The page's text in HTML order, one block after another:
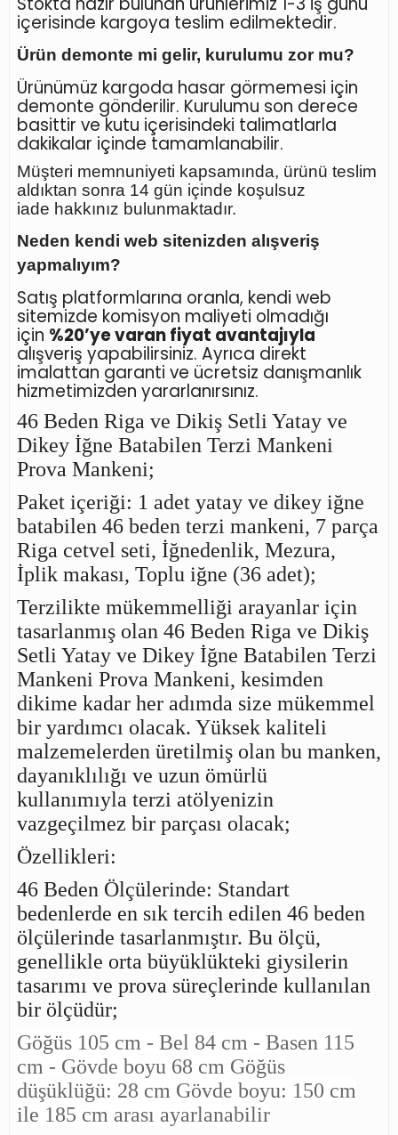
içerisinde kargoya teslim edilmektedir.
Ürün demonte mi gelir, kurulumu zor mu?
Ürünümüz kargoda hasar görmemesi için
demonte gönderilir. Kurulumu son derece
basittir ve kutu içerisindeki talimatlarla
dakikalar içinde tamamlanabilir.
Müşteri memnuniyeti kapsamında, ürünü teslim
aldıktan sonra 14 gün içinde koşulsuz
iade hakkınız bulunmaktadır.
Neden kendi web sitenizden alışveriş
yapmalıyım?
Satış platformlarına oranla, kendi web
sitemizde komisyon maliyeti olmadığı
için %20’ye varan fiyat avantajıyla
alışveriş yapabilirsiniz. Ayrıca direkt
imalattan garanti ve ücretsiz danışmanlık
hizmetimizden yararlanırsınız.
46 Beden Riga ve Dikiş Setli Yatay ve
Dikey İğne Batabilen Terzi Mankeni
Prova Mankeni;
Paket içeriği: 1 adet yatay ve dikey iğne
batabilen 46 beden terzi mankeni, 7 parça
Riga cetvel seti, İğnedenlik, Mezura,
İplik makası, Toplu iğne (36 adet);
Terzilikte mükemmelliği arayanlar için
tasarlanmış olan 46 Beden Riga ve Dikiş
Setli Yatay ve Dikey İğne Batabilen Terzi
Mankeni Prova Mankeni, kesimden
dikime kadar her adımda size mükemmel
bir yardımcı olacak. Yüksek kaliteli
malzemelerden üretilmiş olan bu manken,
dayanıklılığı ve uzun ömürlü
kullanımıyla terzi atölyenizin
vazgeçilmez bir parçası olacak;
Özellikleri:
46 Beden Ölçülerinde: Standart
bedenlerde en sık tercih edilen 46 beden
ölçülerinde tasarlanmıştır. Bu ölçü,
genellikle orta büyüklükteki giysilerin
tasarımı ve prova süreçlerinde kullanılan
bir ölçüdür;
Göğüs 105 cm - Bel 84 cm - Basen 115
cm - Gövde boyu 68 cm Göğüs
düşüklüğü: 28 cm Gövde boyu: 150 cm
ile 185 cm arası ayarlanabilir